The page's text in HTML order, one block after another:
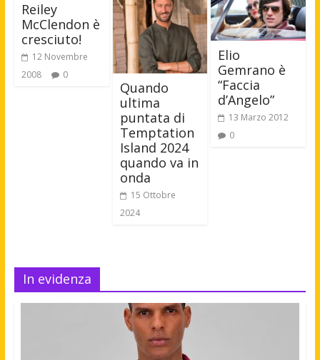
Reiley
McClendon è
cresciuto!
12 Novembre
2008
0
Quando
ultima
puntata di
Temptation
Island 2024
quando va in
onda
15 Ottobre
2024
Elio
Gemrano è
“Faccia
d’Angelo”
13 Marzo 2012
0
In evidenza